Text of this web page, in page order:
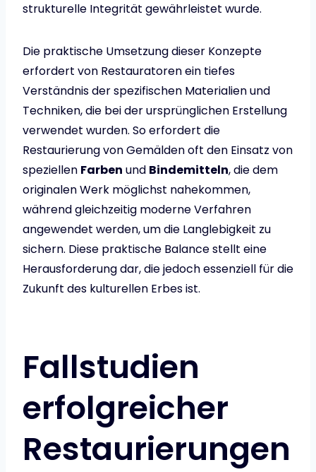
strukturelle Integrität gewährleistet wurde.
Die praktische Umsetzung dieser Konzepte
erfordert von Restauratoren ein tiefes
Verständnis der spezifischen Materialien und
Techniken, die bei der ursprünglichen Erstellung
verwendet wurden. So erfordert die
Restaurierung von Gemälden oft den Einsatz von
speziellen Farben und Bindemitteln, die dem
originalen Werk möglichst nahekommen,
während gleichzeitig moderne Verfahren
angewendet werden, um die Langlebigkeit zu
sichern. Diese praktische Balance stellt eine
Herausforderung dar, die jedoch essenziell für die
Zukunft des kulturellen Erbes ist.
Fallstudien
erfolgreicher
Restaurierungen